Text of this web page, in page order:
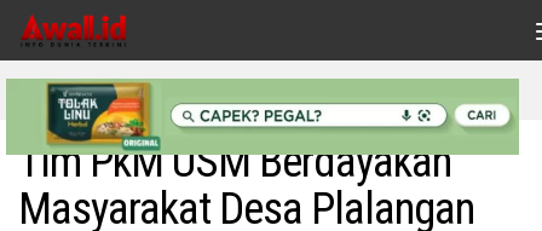
Skip to content
INDONESIAKU
Tim PkM USM Berdayakan
Masyarakat Desa Plalangan